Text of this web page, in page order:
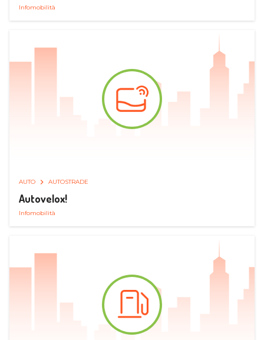
Infomobilità
AUTO AUTOSTRADE
Autovelox!
Infomobilità